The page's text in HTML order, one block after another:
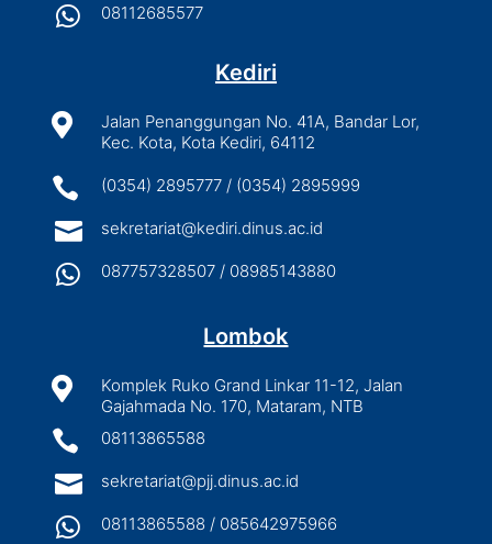
 08112685577
Kediri

Jalan Penanggungan No. 41A, Bandar Lor,
Kec. Kota, Kota Kediri, 64112
 (0354) 2895777 / (0354) 2895999
 sekretariat@kediri.dinus.ac.id
 087757328507 / 08985143880
Lombok

Komplek Ruko Grand Linkar 11-12, Jalan
Gajahmada No. 170, Mataram, NTB
 08113865588
 sekretariat@pjj.dinus.ac.id
 08113865588 / 085642975966